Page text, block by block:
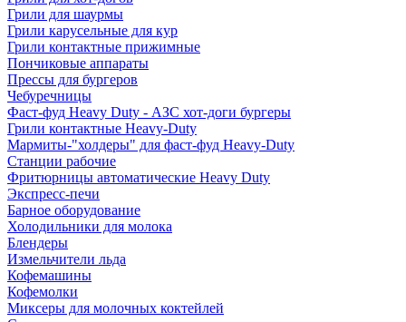
Грили для шаурмы
Грили карусельные для кур
Грили контактные прижимные
Пончиковые аппараты
Прессы для бургеров
Чебуречницы
Фаст-фуд Heavy Duty - АЗС хот-доги бургеры
Грили контактные Heavy-Duty
Мармиты-"холдеры" для фаст-фуд Heavy-Duty
Станции рабочие
Фритюрницы автоматические Heavy Duty
Экспресс-печи
Барное оборудование
Холодильники для молока
Блендеры
Измельчители льда
Кофемашины
Кофемолки
Миксеры для молочных коктейлей